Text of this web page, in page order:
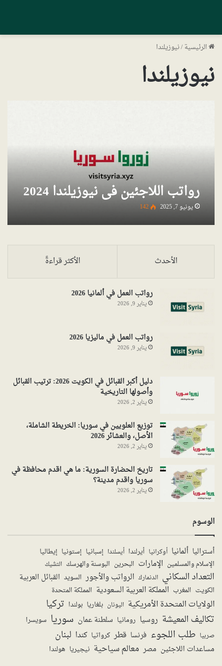
الرئيسية/نيوزيلندا
نيوزيلندا
رواتب اللاجئين في نيوزيلندا 2024
يونيو 7, 2025 142
الأحدث الأكثر قراءةً
رواتب العمل في ألمانيا 2026
يناير 9, 2026
رواتب العمل في ماليزيا 2026
يناير 9, 2026
دليل أكبر القبائل في الكويت 2026: ترتيب القبائل
وأصولها التاريخية
يناير 2, 2026
توزيع العلويين في سوريا: الخريطة الشاملة،
الأصل، والعشائر 2026
يناير 2, 2026
تاريخ الحضارة السورية: ما هي اقدم محافظة في
سوريا واقدم مدينة؟
يناير 2, 2026
الوسوم
أستراليا ألمانيا أوكرانيا أيرلندا أيسلندا إسبانيا إستونيا إيطاليا
الإسلام والمسلمين الإمارات البحرين البوسنة والهرسك التشيك
التعداد السكاني الدنمارك الرواتب والأجور السويد القبائل العربية
الكويت المغرب المملكة العربية السعودية المملكة المتحدة
الولايات المتحدة الأمريكية اليونان بلغاريا بولندا تركيا
تكاليف المعيشة روسيا رومانيا سلطنة عمان سوريا سويسرا
صربيا طلب اللجوء فرنسا قطر كرواتيا كندا لبنان
مساعدات اللاجئين مصر معالم سياحية نيجيريا هولندا